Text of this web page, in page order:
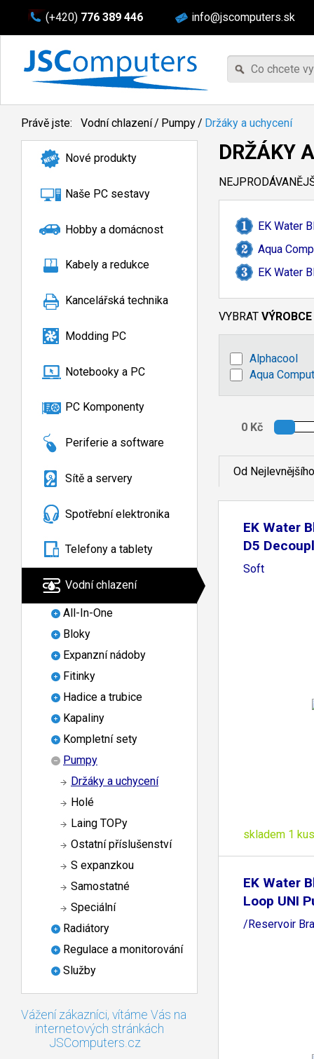
(+420) 776 389 446 info@jscomputers.sk
Právě jste: Vodní chlazení/ Pumpy/ Držáky a uchycení
Nové produkty
Naše PC sestavy
Hobby a domácnost
Kabely a redukce
Kancelářská technika
Modding PC
Notebooky a PC
PC Komponenty
Periferie a software
Sítě a servery
Spotřební elektronika
Telefony a tablety
Vodní chlazení
All-In-One
Bloky
Expanzní nádoby
Fitinky
Hadice a trubice
Kapaliny
Kompletní sety
Pumpy
Držáky a uchycení
Holé
Laing TOPy
Ostatní příslušenství
S expanzkou
Samostatné
Speciální
Radiátory
Regulace a monitorování
Služby
Vážení zákazníci, vítáme Vás na
internetových stránkách
JSComputers.cz
DRŽÁKY
EK Water
Aqua
EK Water
VYBRAT VÝROBCE
Alphacool
Aqua
Od Nejlevnějšího
EK Water
D5
Soft
skladem 1 kus
EK Water
Loop UNI
/Reservoir